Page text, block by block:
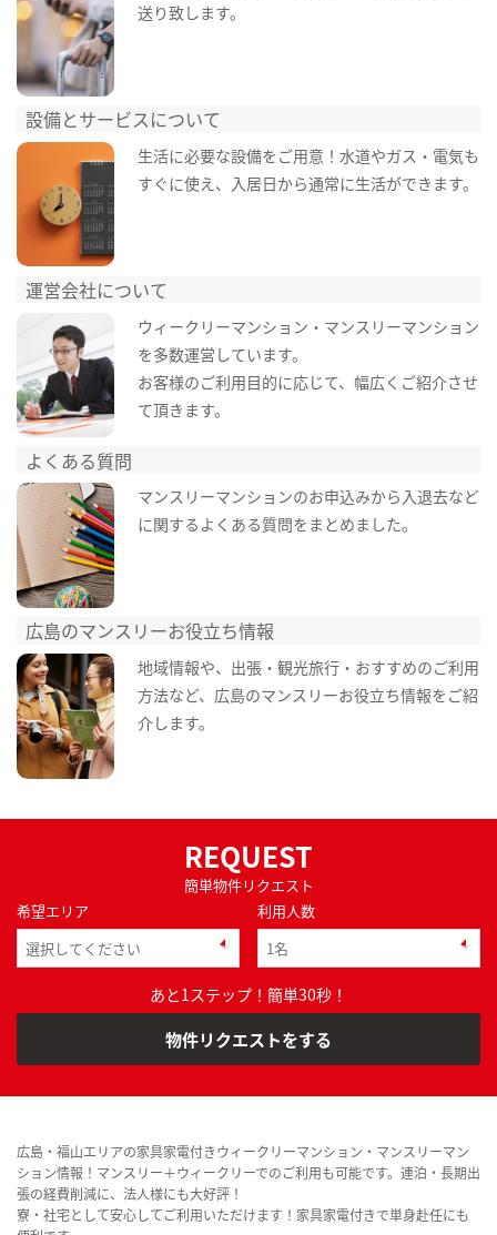
送り致します。
設備とサービスについて
生活に必要な設備をご用意！水道やガス・電気も
すぐに使え、入居日から通常に生活ができます。
運営会社について
ウィークリーマンション・マンスリーマンション
を多数運営しています。
お客様のご利用目的に応じて、幅広くご紹介させ
て頂きます。
よくある質問
マンスリーマンションのお申込みから入退去など
に関するよくある質問をまとめました。
広島のマンスリーお役立ち情報
地域情報や、出張・観光旅行・おすすめのご利用
方法など、広島のマンスリーお役立ち情報をご紹
介します。
REQUEST
簡単物件リクエスト
希望エリア
利用人数
あと1ステップ！簡単30秒！
物件リクエストをする
広島・福山エリアの家具家電付きウィークリーマンション・マンスリーマン
ション情報！マンスリー＋ウィークリーでのご利用も可能です。連泊・長期出
張の経費削減に、法人様にも大好評！
寮・社宅として安心してご利用いただけます！家具家電付きで単身赴任にも